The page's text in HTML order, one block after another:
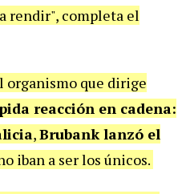
rendir", completa el
organismo que dirige
reacción en cadena:
,Brubank lanzó el
iban a ser los únicos.